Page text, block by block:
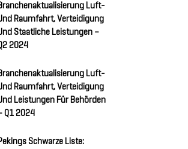
Luft-
Raumfahrt, Verteidigung
Staatliche Leistungen –
2024
Luft-
Raumfahrt, Verteidigung
Leistungen Für Behörden
Q1 2024
Schwarze Liste: